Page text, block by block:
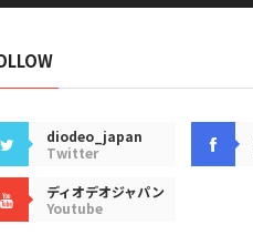
diodeo_japan
Twitter
ディオデオジャパン
Youtube